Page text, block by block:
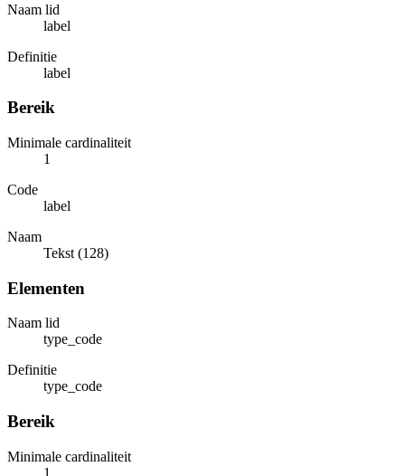
Naam lid
label
Definitie
label
Bereik
Minimale cardinaliteit
1
Code
label
Naam
Tekst (128)
Elementen
Naam lid
type_code
Definitie
type_code
Bereik
Minimale cardinaliteit
1